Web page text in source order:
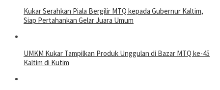
Kukar Serahkan Piala Bergilir MTQ kepada Gubernur Kaltim,
Siap Pertahankan Gelar Juara Umum
UMKM Kukar Tampilkan Produk Unggulan di Bazar MTQ ke-45
Kaltim di Kutim